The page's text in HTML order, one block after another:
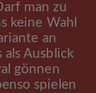
man zu
keine Wahl
an
Ausblick
gönnen
spielen